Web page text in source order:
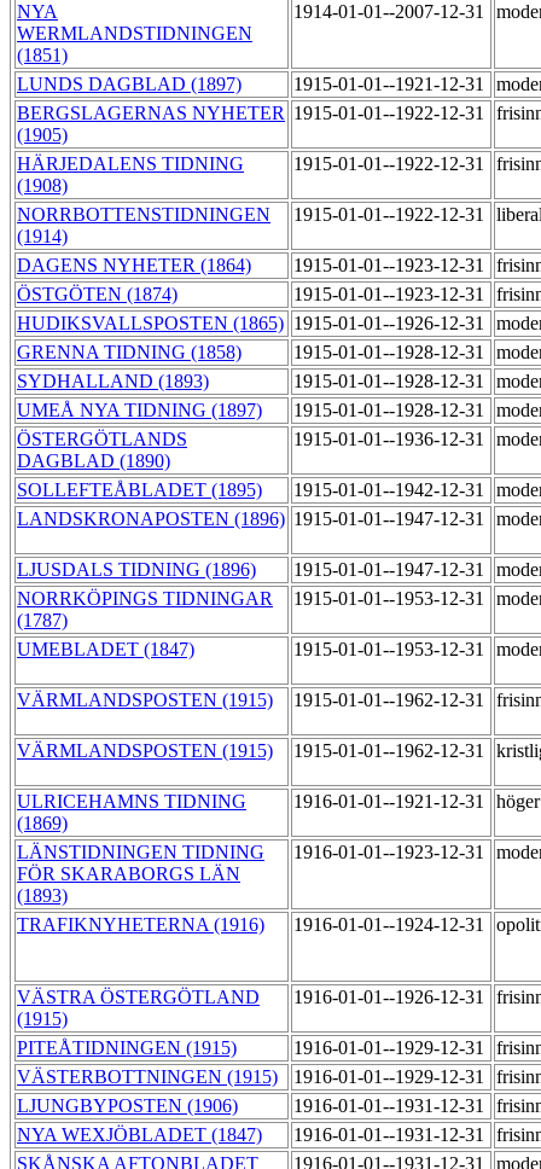
NYA
WERMLANDSTIDNINGEN
(1851)
1914-01-01--2007-12-31
LUNDS DAGBLAD (1897) 1915-01-01--1921-12-31
BERGSLAGERNAS NYHETER
(1905)
1915-01-01--1922-12-31
HÄRJEDALENS TIDNING
(1908)
1915-01-01--1922-12-31
NORRBOTTENSTIDNINGEN
(1914)
1915-01-01--1922-12-31
DAGENS NYHETER (1864) 1915-01-01--1923-12-31
ÖSTGÖTEN (1874)
1915-01-01--1923-12-31
HUDIKSVALLSPOSTEN (1865) 1915-01-01--1926-12-31
GRENNA TIDNING (1858)
1915-01-01--1928-12-31
SYDHALLAND (1893)
1915-01-01--1928-12-31
UMEÅ NYA TIDNING (1897)
1915-01-01--1928-12-31
ÖSTERGÖTLANDS
DAGBLAD (1890)
1915-01-01--1936-12-31
SOLLEFTEÅBLADET (1895) 1915-01-01--1942-12-31
LANDSKRONAPOSTEN (1896) 1915-01-01--1947-12-31
LJUSDALS TIDNING (1896) 1915-01-01--1947-12-31
NORRKÖPINGS TIDNINGAR
(1787)
1915-01-01--1953-12-31
UMEBLADET (1847) 1915-01-01--1953-12-31
VÄRMLANDSPOSTEN (1915) 1915-01-01--1962-12-31
VÄRMLANDSPOSTEN (1915) 1915-01-01--1962-12-31
ULRICEHAMNS TIDNING
(1869)
1916-01-01--1921-12-31
LÄNSTIDNINGEN TIDNING
FÖR SKARABORGS LÄN
(1893)
1916-01-01--1923-12-31
TRAFIKNYHETERNA (1916) 1916-01-01--1924-12-31
VÄSTRA ÖSTERGÖTLAND
(1915)
1916-01-01--1926-12-31
PITEÅTIDNINGEN (1915) 1916-01-01--1929-12-31
VÄSTERBOTTNINGEN (1915)
1916-01-01--1929-12-31
LJUNGBYPOSTEN (1906)
1916-01-01--1931-12-31
NYA WEXJÖBLADET (1847)
1916-01-01--1931-12-31
SKÅNSKA AFTONBLADET
1916-01-01--1931-12-31